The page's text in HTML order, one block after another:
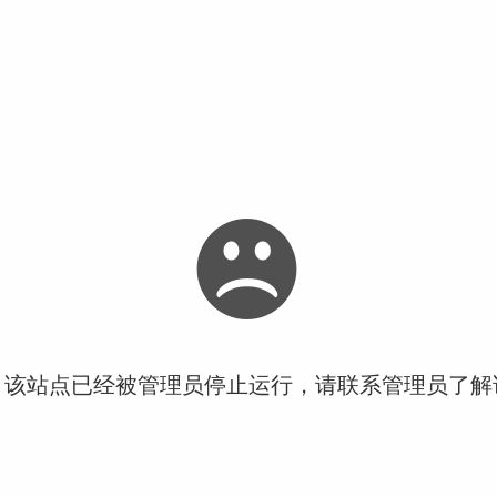
站点已经被管理员停止运行，请联系管理员了